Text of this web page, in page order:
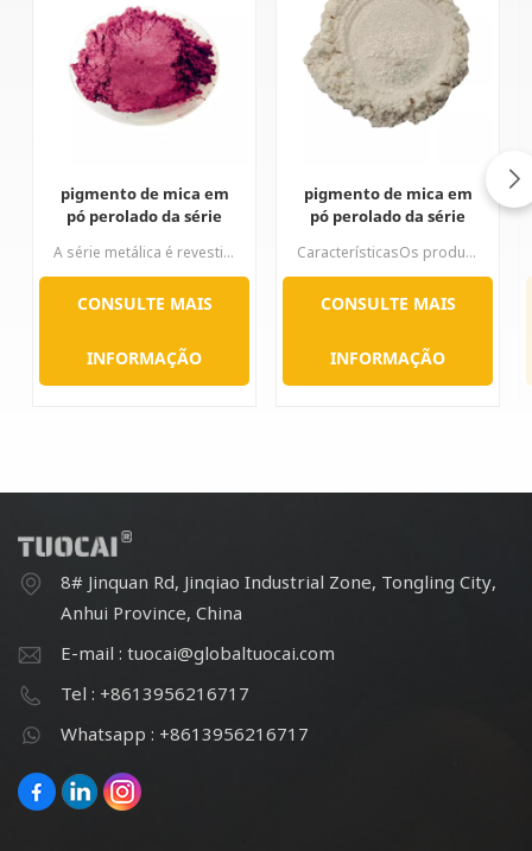
pigmento de mica em
pó perolado da série
A série metálica é revestida com metano na superfície da mica. Controlando-se precisamente a espessura do revestimento de óxido férrico, obtém-se uma série de cores em tons de bronze, marrom-avermelhado, bordô, roxo, vermelho, verde e café. A tonalidade e o cromatograma são completos, com forte efeito metálico, alto poder de cobertura, cores ricas e propriedades físico-químicas.
CONSULTE MAIS
INFORMAÇÃO
pigmento de mica em
pó perolado da série
CaracterísticasOs produtos da Série Prata caracterizam-se por uma brancura excepcional e um brilho perolado intenso. De acordo com a forma cristalina do dióxido de titânio, este pode ser dividido em dois tipos: rutilo e anatásio, sendo que os produtos da Série Rutilo apresentam maior resistência às intempéries. Esta série de pigmentos perolados possui diversas especificações de tamanho de partícula; partículas finas produzem um efeito suave e delicado, enquanto partículas grossas conferem um forte efeito de cintilação.
CONSULTE MAIS
INFORMAÇÃO
8# Jinquan Rd, Jinqiao Industrial Zone, Tongling City,
Anhui Province, China
E-mail : tuocai@globaltuocai.com
Tel : +8613956216717
Whatsapp : +8613956216717